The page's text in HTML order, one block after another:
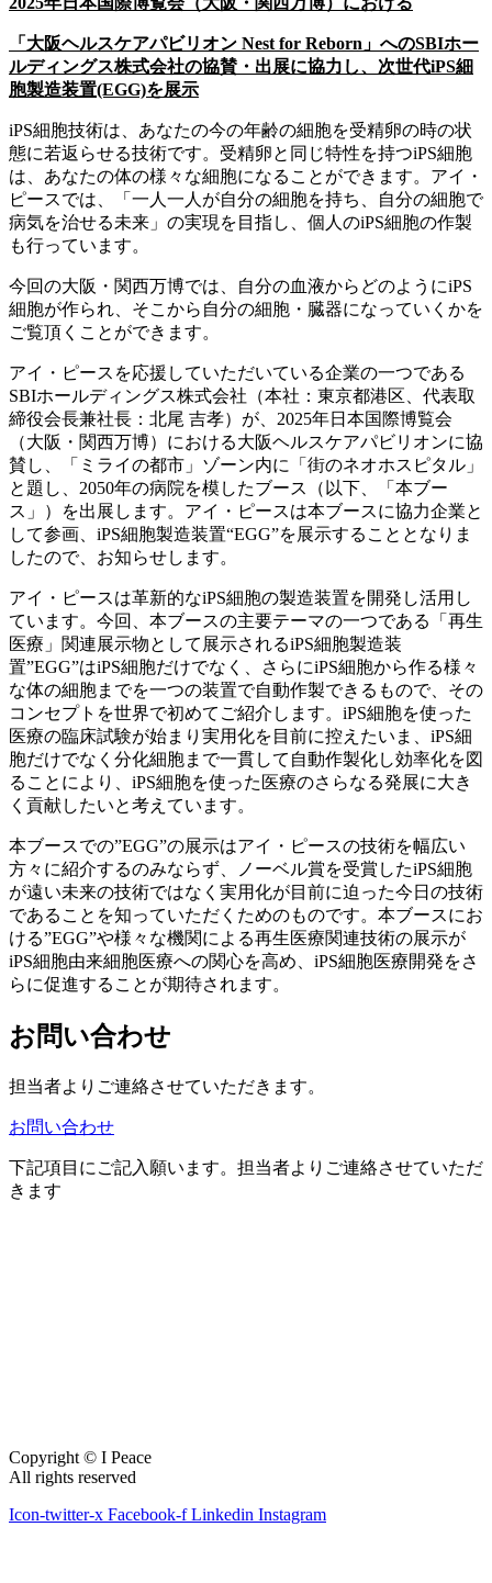
「大阪ヘルスケアパビリオン Nest for Reborn」へのSBIホー
ルディングス株式会社の協賛・出展に協力し、次世代iPS細
胞製造装置(EGG)を展示
iPS細胞技術は、あなたの今の年齢の細胞を受精卵の時の状
態に若返らせる技術です。受精卵と同じ特性を持つiPS細胞
は、あなたの体の様々な細胞になることができます。アイ・
ピースでは、「一人一人が自分の細胞を持ち、自分の細胞で
病気を治せる未来」の実現を目指し、個人のiPS細胞の作製
も行っています。
今回の大阪・関西万博では、自分の血液からどのようにiPS
細胞が作られ、そこから自分の細胞・臓器になっていくかを
ご覧頂くことができます。
アイ・ピースを応援していただいている企業の一つである
SBIホールディングス株式会社（本社：東京都港区、代表取
締役会長兼社長：北尾 吉孝）が、2025年日本国際博覧会
（大阪・関西万博）における大阪ヘルスケアパビリオンに協
賛し、「ミライの都市」ゾーン内に「街のネオホスピタル」
と題し、2050年の病院を模したブース（以下、「本ブー
ス」）を出展します。アイ・ピースは本ブースに協力企業と
して参画、iPS細胞製造装置“EGG”を展示することとなりま
したので、お知らせします。
アイ・ピースは革新的なiPS細胞の製造装置を開発し活用し
ています。今回、本ブースの主要テーマの一つである「再生
医療」関連展示物として展示されるiPS細胞製造装
置”EGG”はiPS細胞だけでなく、さらにiPS細胞から作る様々
な体の細胞までを一つの装置で自動作製できるもので、その
コンセプトを世界で初めてご紹介します。iPS細胞を使った
医療の臨床試験が始まり実用化を目前に控えたいま、iPS細
胞だけでなく分化細胞まで一貫して自動作製化し効率化を図
ることにより、iPS細胞を使った医療のさらなる発展に大き
く貢献したいと考えています。
本ブースでの”EGG”の展示はアイ・ピースの技術を幅広い
方々に紹介するのみならず、ノーベル賞を受賞したiPS細胞
が遠い未来の技術ではなく実用化が目前に迫った今日の技術
であることを知っていただくためのものです。本ブースにお
ける”EGG”や様々な機関による再生医療関連技術の展示が
iPS細胞由来細胞医療への関心を高め、iPS細胞医療開発をさ
らに促進することが期待されます。
お問い合わせ
担当者よりご連絡させていただきます。
お問い合わせ
下記項目にご記入願います。担当者よりご連絡させていただ
きます
Copyright © I Peace
All rights reserved
Icon-twitter-x Facebook-f Linkedin Instagram